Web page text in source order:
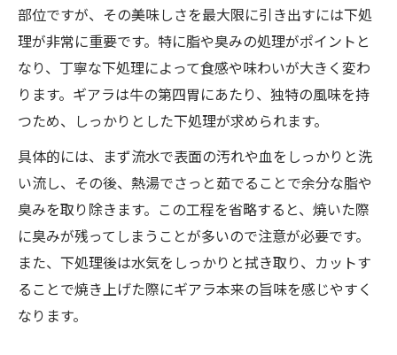
部位ですが、その美味しさを最大限に引き出すには下処
理が非常に重要です。特に脂や臭みの処理がポイントと
なり、丁寧な下処理によって食感や味わいが大きく変わ
ります。ギアラは牛の第四胃にあたり、独特の風味を持
つため、しっかりとした下処理が求められます。
具体的には、まず流水で表面の汚れや血をしっかりと洗
い流し、その後、熱湯でさっと茹でることで余分な脂や
臭みを取り除きます。この工程を省略すると、焼いた際
に臭みが残ってしまうことが多いので注意が必要です。
また、下処理後は水気をしっかりと拭き取り、カットす
ることで焼き上げた際にギアラ本来の旨味を感じやすく
なります。